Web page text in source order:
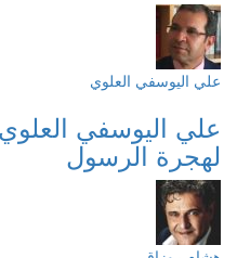
علي اليوسفي العلوي
علي اليوسفي
لهجرة الرسول